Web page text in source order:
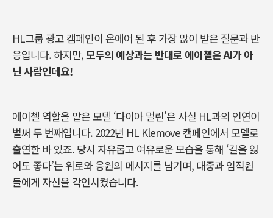
HL그룹 광고 캠페인이 온에어 된 후 가장 많이 받은 질문과 반
응입니다. 하지만,모두의 예상과는 반대로 에이첼은 AI가 아
닌 사람인데요!
에이첼 역할을 맡은 모델 ‘다이아 멀린’은 사실 HL과의 인연이
벌써 두 번째입니다. 2022년 HL Klemove 캠페인에서 모델로
출연한 바 있죠. 당시 자유롭고 여유로운 모습을 통해 ‘길을 잃
어도 좋다’는 위로와 응원의 메시지를 남기며, 대중과 임직원
들에게 자신을 각인시켰습니다.